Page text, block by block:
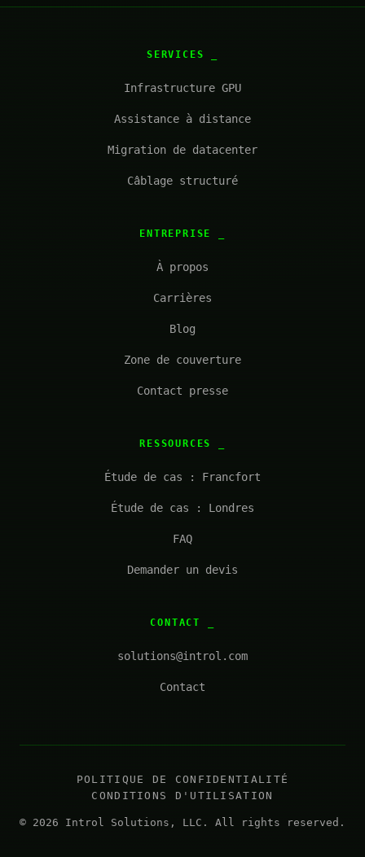
SERVICES
Infrastructure GPU
Assistance à distance
Migration de datacenter
Câblage structuré
ENTREPRISE
À propos
Carrières
Blog
Zone de couverture
Contact presse
RESSOURCES
Étude de cas : Francfort
Étude de cas : Londres
FAQ
Demander un devis
CONTACT
solutions@introl.com
Contact
POLITIQUE DE CONFIDENTIALITÉ
CONDITIONS D'UTILISATION
© 2026 Introl Solutions, LLC. All rights reserved.